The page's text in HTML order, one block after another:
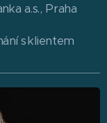
a.s., Praha
s klientem